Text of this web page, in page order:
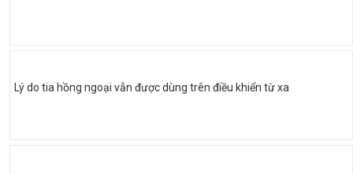
Lý do tia hồng ngoại vẫn được dùng trên điều khiển từ xa